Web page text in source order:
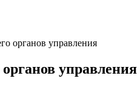
органов управления
управления